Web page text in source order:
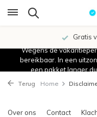
Gratis
Wegens de
bereikbaar. In een
een pakket langer
Terug Home
Over ons Contact